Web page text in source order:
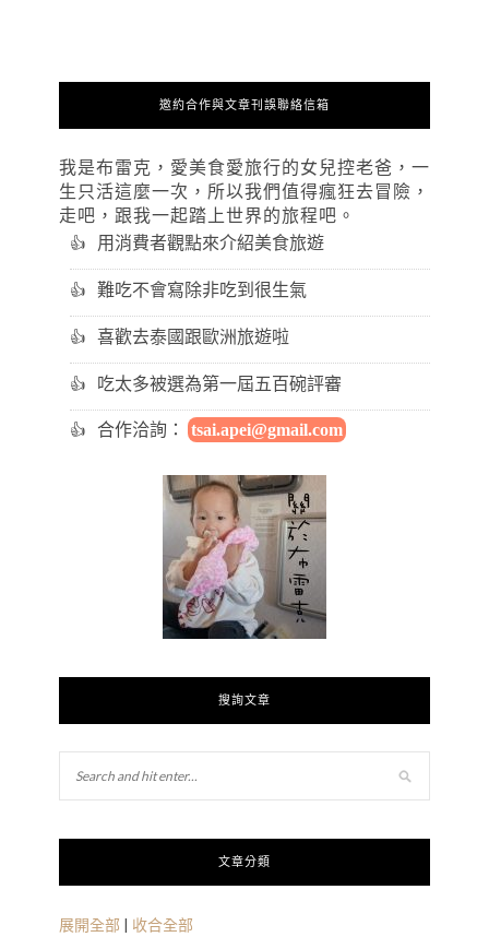
邀約合作與文章刊誤聯絡信箱
我是布雷克，愛美食愛旅行的女兒控老爸，一
生只活這麼一次，所以我們值得瘋狂去冒險，
走吧，跟我一起踏上世界的旅程吧。
用消費者觀點來介紹美食旅遊
難吃不會寫除非吃到很生氣
喜歡去泰國跟歐洲旅遊啦
吃太多被選為第一屆五百碗評審
合作洽詢： tsai.apei@gmail.com
搜詢文章
文章分類
展開全部 | 收合全部